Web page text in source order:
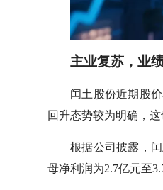
主业复苏，业
闰土股份近期股
回升态势较为明确，
根据公司披露，
母净利润为2.7亿元至